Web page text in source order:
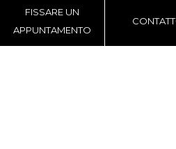
FISSARE UN
APPUNTAMENTO